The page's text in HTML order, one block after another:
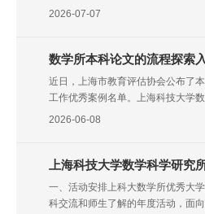
2026-07-07
数学所本科论文的流程探索
近日，上海市教育评估协会公布了
工作优秀案例名单。上海科技大学数
2026-06-08
一、活动安排上科大数学所优秀大
科交流和师生了解的年度活动，面向